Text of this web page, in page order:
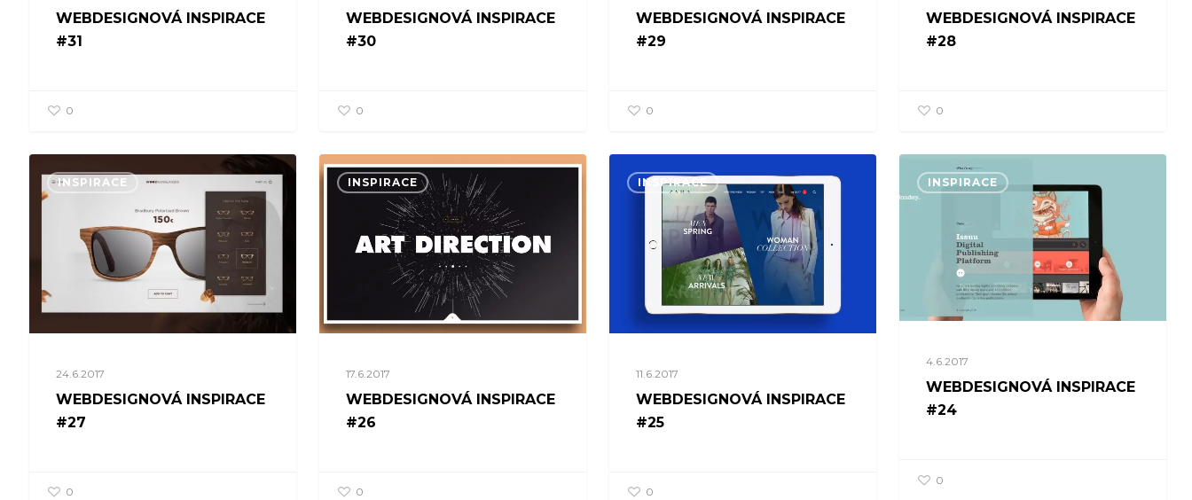
WEBDESIGNOVÁ INSPIRACE
#31
0
WEBDESIGNOVÁ INSPIRACE
#30
0
WEBDESIGNOVÁ INSPIRACE
#29
0
WEBDESIGNOVÁ INSPIRACE
#28
0
INSPIRACE
24.6.2017
WEBDESIGNOVÁ INSPIRACE
#27
0
INSPIRACE
17.6.2017
WEBDESIGNOVÁ INSPIRACE
#26
0
INSPIRACE
11.6.2017
WEBDESIGNOVÁ INSPIRACE
#25
0
INSPIRACE
4.6.2017
WEBDESIGNOVÁ INSPIRACE
#24
0